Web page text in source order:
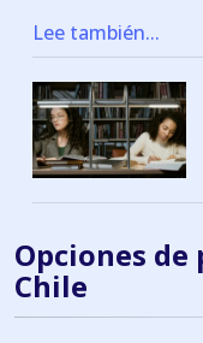
Lee también...
Opciones de
Chile